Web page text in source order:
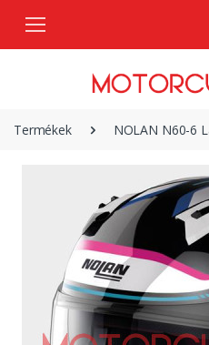
Termékek NOLAN N60-6